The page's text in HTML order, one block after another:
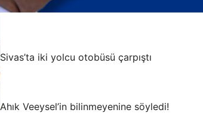
Sivas’ta iki yolcu otobüsü çarpıştı
Ahık Veeysel’in bilinmeyenine söyledi!